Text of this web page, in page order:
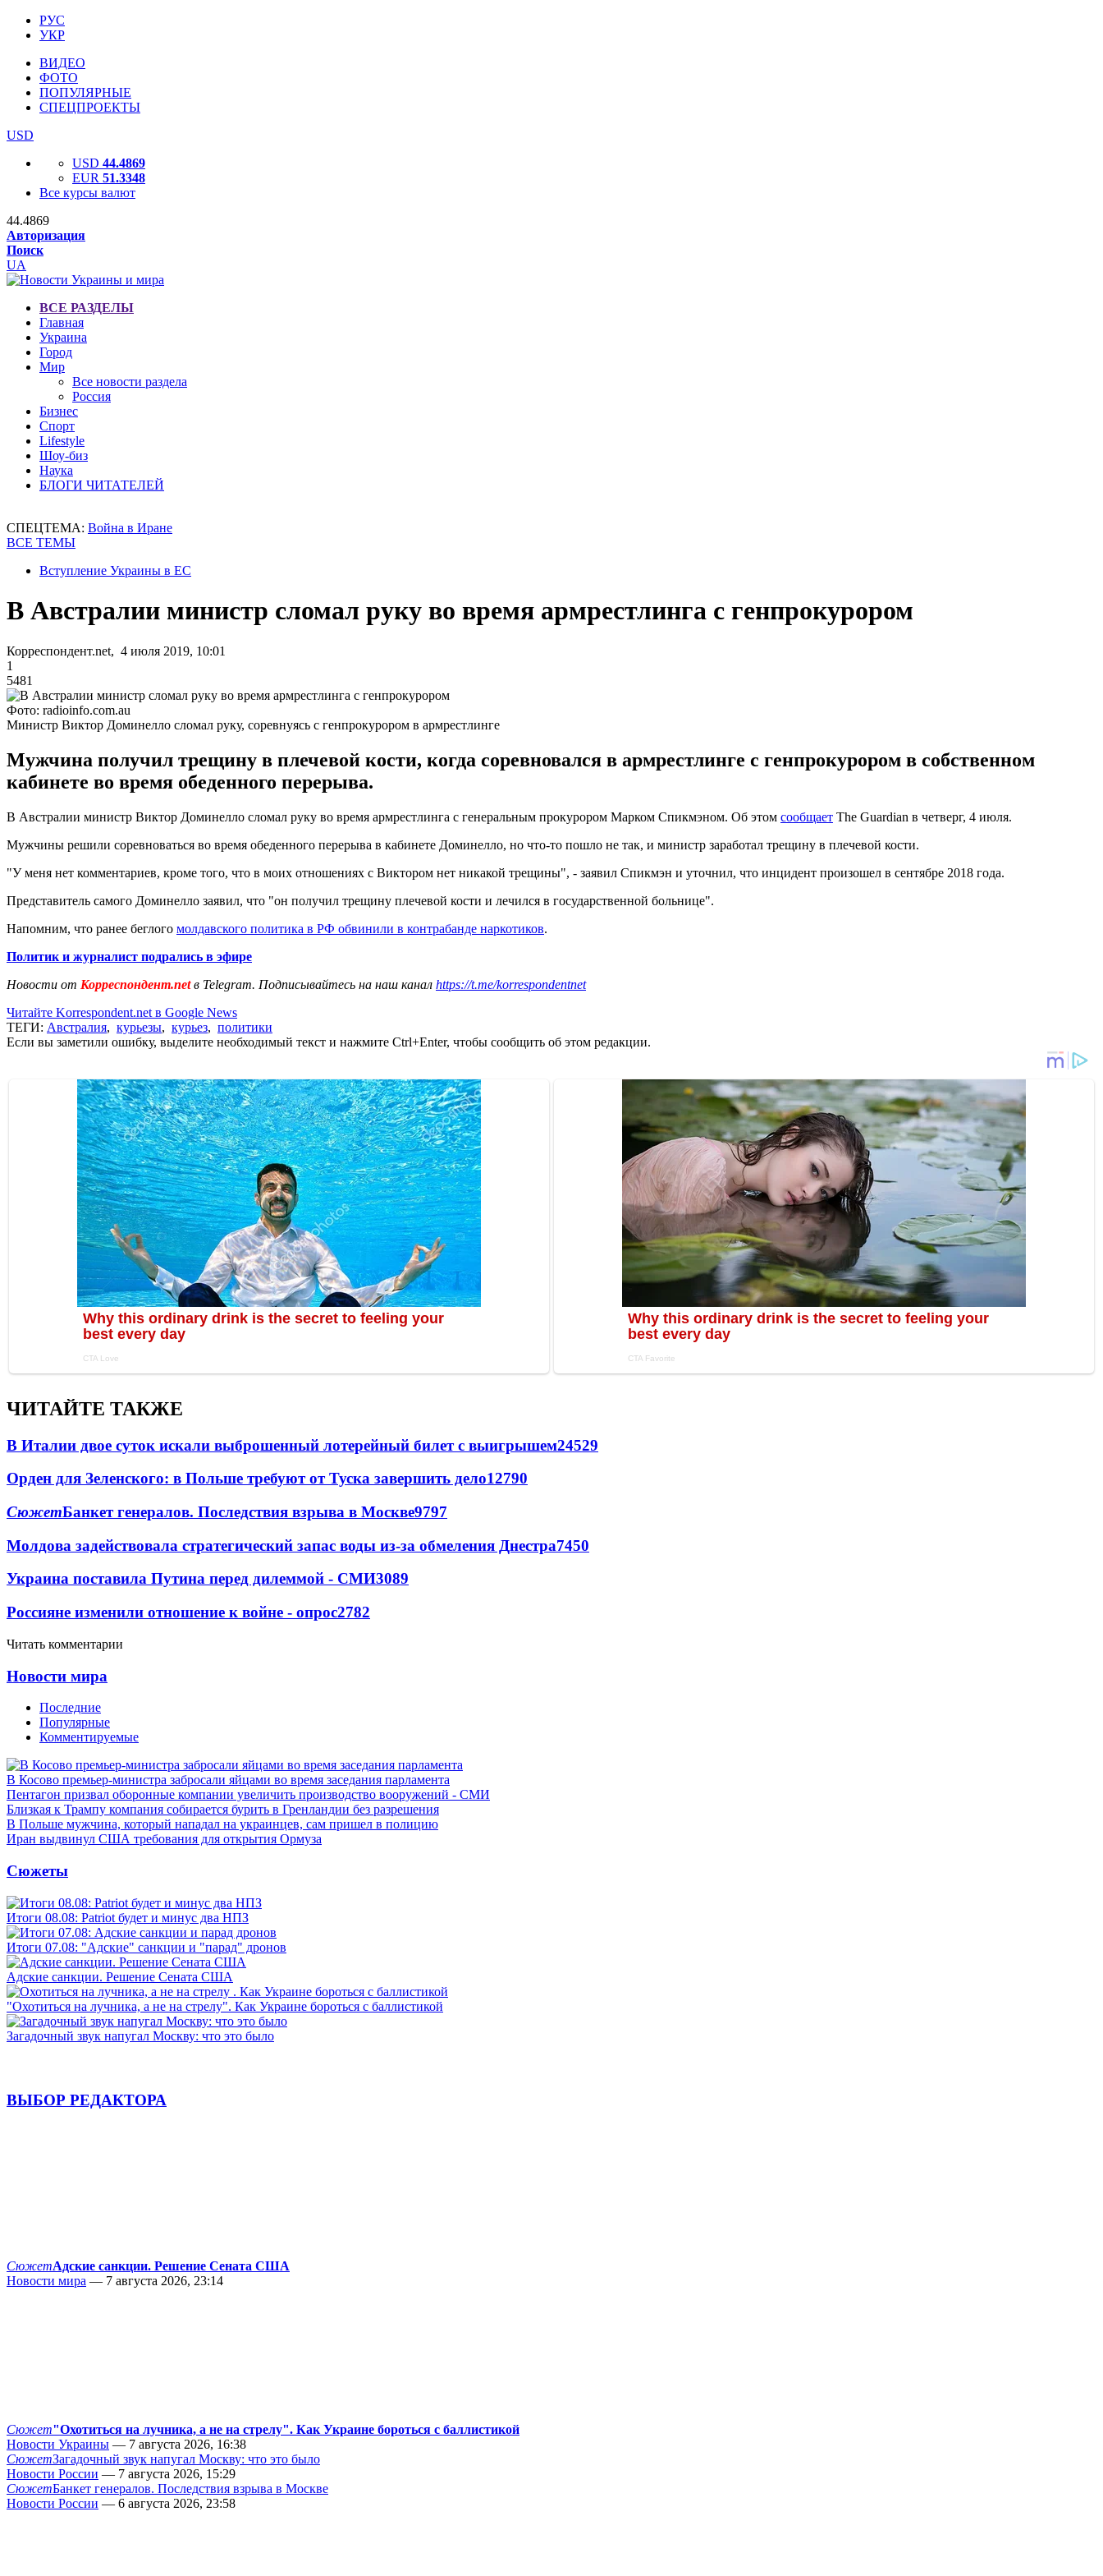
РУС
УКР
ВИДЕО
ФОТО
ПОПУЛЯРНЫЕ
СПЕЦПРОЕКТЫ
USD
USD 44.4869
EUR 51.3348
Все курсы валют
44.4869
Авторизация
Поиск
UA
ВСЕ РАЗДЕЛЫ
Главная
Украина
Город
Мир
Все новости раздела
Россия
Бизнес
Спорт
Lifestyle
Шоу-биз
Наука
БЛОГИ ЧИТАТЕЛЕЙ
СПЕЦТЕМА: Война в Иране
ВСЕ ТЕМЫ
Вступление Украины в ЕС
В Австралии министр сломал руку во время армрестлинга с генпрокурором
Корреспондент.net, 4 июля 2019, 10:01
1
5481
Фото: radioinfo.com.au
Министр Виктор Доминелло сломал руку, соревнуясь с генпрокурором в армрестлинге
Мужчина получил трещину в плечевой кости, когда соревновался в армрестлинге с генпрокурором в собственном
кабинете во время обеденного перерыва.
В Австралии министр Виктор Доминелло сломал руку во время армрестлинга с генеральным прокурором Марком Спикмэном. Об этом сообщает The Guardian в четверг, 4 июля.
Мужчины решили соревноваться во время обеденного перерыва в кабинете Доминелло, но что-то пошло не так, и министр заработал трещину в плечевой кости.
"У меня нет комментариев, кроме того, что в моих отношениях с Виктором нет никакой трещины", - заявил Спикмэн и уточнил, что инцидент произошел в сентябре 2018 года.
Представитель самого Доминелло заявил, что "он получил трещину плечевой кости и лечился в государственной больнице".
Напомним, что ранее беглого молдавского политика в РФ обвинили в контрабанде наркотиков.
Политик и журналист подрались в эфире
Новости от Корреспондент.netв Telegram. Подписывайтесь на наш канал https://t.me/korrespondentnet
Читайте Korrespondent.net в Google News
ТЕГИ: Австралия, курьезы, курьез, политики
Если вы заметили ошибку, выделите необходимый текст и нажмите Ctrl+Enter, чтобы сообщить об этом редакции.
ЧИТАЙТЕ ТАКЖЕ
В Италии двое суток искали выброшенный лотерейный билет с выигрышем24529
Орден для Зеленского: в Польше требуют от Туска завершить дело12790
СюжетБанкет генералов. Последствия взрыва в Москве9797
Молдова задействовала стратегический запас воды из-за обмеления Днестра7450
Украина поставила Путина перед дилеммой - СМИ3089
Россияне изменили отношение к войне - опрос2782
Читать комментарии
Новости мира
Последние
Популярные
Комментируемые
В Косово премьер-министра забросали яйцами во время заседания парламента
Пентагон призвал оборонные компании увеличить производство вооружений - СМИ
Близкая к Трампу компания собирается бурить в Гренландии без разрешения
В Польше мужчина, который нападал на украинцев, сам пришел в полицию
Иран выдвинул США требования для открытия Ормуза
Сюжеты
Итоги 08.08: Patriot будет и минус два НПЗ
Итоги 07.08: "Адские" санкции и "парад" дронов
Адские санкции. Решение Сената США
"Охотиться на лучника, а не на стрелу". Как Украине бороться с баллистикой
Загадочный звук напугал Москву: что это было
ВЫБОР РЕДАКТОРА
СюжетАдские санкции. Решение Сената США
Новости мира — 7 августа 2026, 23:14
Сюжет"Охотиться на лучника, а не на стрелу". Как Украине бороться с баллистикой
Новости Украины — 7 августа 2026, 16:38
СюжетЗагадочный звук напугал Москву: что это было
Новости России — 7 августа 2026, 15:29
СюжетБанкет генералов. Последствия взрыва в Москве
Новости России — 6 августа 2026, 23:58